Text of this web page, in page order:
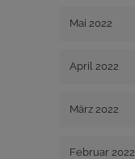
Mai 2022
April 2022
März 2022
Februar 2022